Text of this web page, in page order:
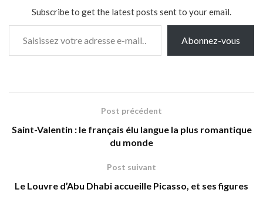
Subscribe to get the latest posts sent to your email.
Saisissez votre adresse e-mail…
Abonnez-vous
Post précédent
Saint-Valentin : le français élu langue la plus romantique
du monde
Post suivant
Le Louvre d’Abu Dhabi accueille Picasso, et ses figures